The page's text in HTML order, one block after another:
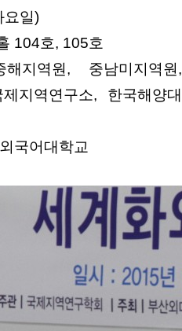
요일)
104호, 105호
지역원, 중남미지역원,
지역연구소, 한국해양대
국어대학교